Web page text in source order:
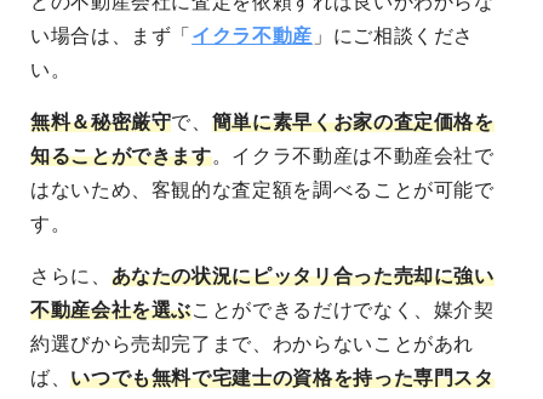
い場合は、まず「 イクラ不動産 」にご相談くださ
い。
無料＆秘密厳守で、 簡単に素早くお家の査定価格を
知ることができます。イクラ不動産は不動産会社で
はないため、客観的な査定額を調べることが可能で
す。
さらに、 あなたの状況にピッタリ合った売却に強い
不動産会社を選ぶことができるだけでなく、媒介契
約選びから売却完了まで、わからないことがあれ
ば、いつでも無料で宅建士の資格を持った専門スタ